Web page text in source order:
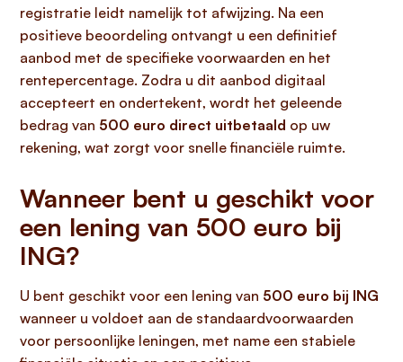
registratie leidt namelijk tot afwijzing. Na een
positieve beoordeling ontvangt u een definitief
aanbod met de specifieke voorwaarden en het
rentepercentage. Zodra u dit aanbod digitaal
accepteert en ondertekent, wordt het geleende
bedrag van 500 euro direct uitbetaald op uw
rekening, wat zorgt voor snelle financiële ruimte.
Wanneer bent u geschikt voor
een lening van 500 euro bij
ING?
U bent geschikt voor een lening van 500 euro bij ING
wanneer u voldoet aan de standaardvoorwaarden
voor persoonlijke leningen, met name een stabiele